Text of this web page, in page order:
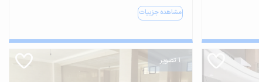
مشاهده جزییات
1 تصویر